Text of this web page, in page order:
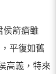
侯箭瘡雖
平復如舊
高義，特來